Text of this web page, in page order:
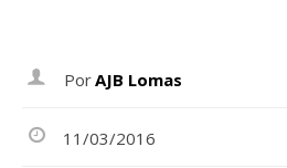
PorAJB Lomas
11/03/2016